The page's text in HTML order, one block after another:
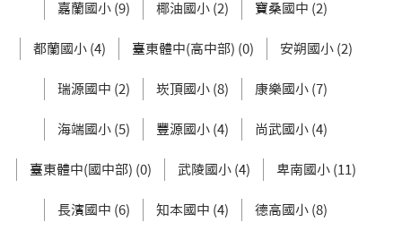
嘉蘭國小 (9) 椰油國小 (2) 寶桑國中 (2)
都蘭國小 (4) 臺東體中(高中部) (0) 安朔國小 (2)
瑞源國中 (2) 崁頂國小 (8) 康樂國小 (7)
海端國小 (5) 豐源國小 (4) 尚武國小 (4)
臺東體中(國中部) (0) 武陵國小 (4) 卑南國小 (11)
長濱國中 (6) 知本國中 (4) 德高國小 (8)